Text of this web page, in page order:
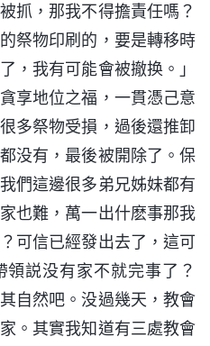
抓，那我不得擔責任嗎？
祭物印刷的，要是轉移時
，我有可能會被撤换。」
享地位之福，一貫憑己意
多祭物受損，過後還推卸
没有，最後被開除了。保
們這邊很多弟兄姊妹都有
也難，萬一出什麽事那我
可信已經發出去了，這可
説没有家不就完事了？
自然吧。没過幾天，教會
。其實我知道有三處教會